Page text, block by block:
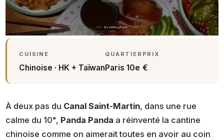
CUISINE
Chinoise · HK + Taïwan
QUARTIER
Paris 10e
PRIX
€
À deux pas du Canal Saint-Martin, dans une rue
calme du 10ᵉ, Panda Panda a réinventé la cantine
chinoise comme on aimerait toutes en avoir au coin